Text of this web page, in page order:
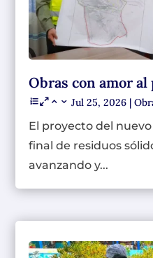
Obras con amor al
Jul 25, 2026 |
El proyecto del
final de residuos
avanzando y...